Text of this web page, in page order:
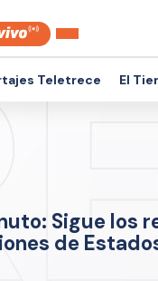
Teletrece El
Sigue los
de